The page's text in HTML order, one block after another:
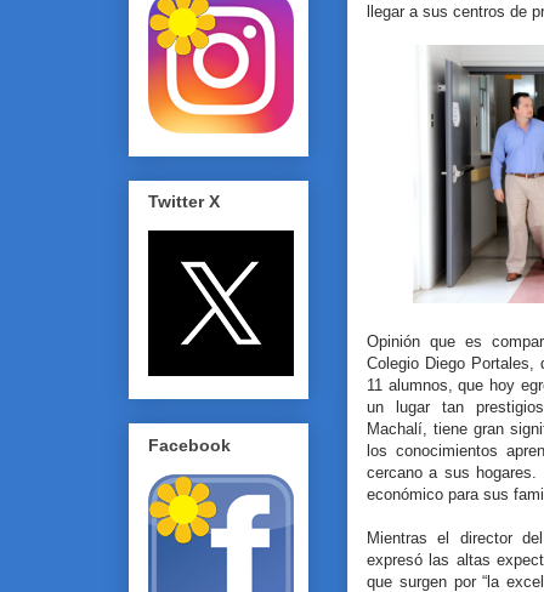
llegar a sus centros de
Opinión que es
Colegio Diego Portales,
11 alumnos, que hoy
un lugar tan
Machalí, tiene gran
los conocimientos
cercano a sus
económico para sus
Mientras el director
expresó las altas
que surgen por “la
Twitter X
Facebook